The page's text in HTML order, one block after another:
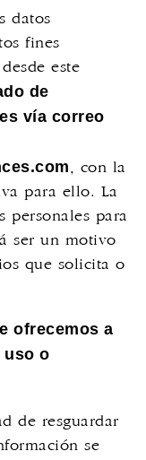
datos
fines
este
de
vía correo
, con la
para ello. La
personales para
ser un motivo
que solicita o
ofrecemos a
uso o
de resguardar
se